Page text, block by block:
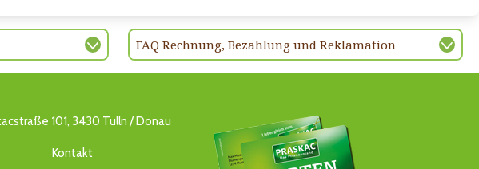
FAQ Rechnung, Bezahlung und Reklamation
101, 3430 Tulln / Donau
Kontakt